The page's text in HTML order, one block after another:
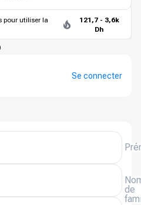
pour utiliser la
121,7 - 3,6k
Dh
Se connecter
de